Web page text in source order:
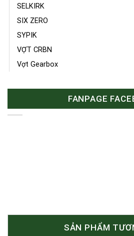
SELKIRK
SIX ZERO
SYPIK
VỢT CRBN
Vợt Gearbox
FANPAGE
SẢN PHẨM